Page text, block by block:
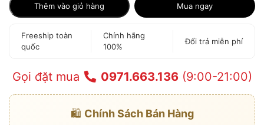
Thêm vào giỏ hàng Mua ngay
Freeship toàn
quốc
Chính hãng
100%
Đổi trả miễn phí
Gọi đặt mua 0971.663.136(9:00-21:00)
🛍️ Chính Sách Bán Hàng